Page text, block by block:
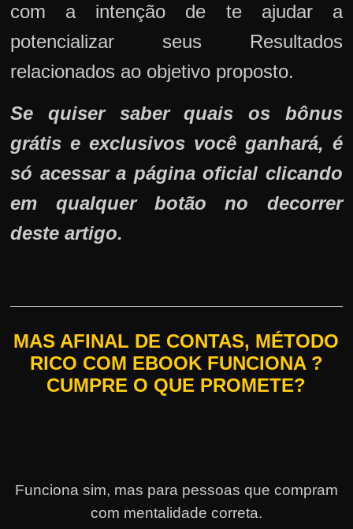
com a intenção de te ajudar a
potencializar seus Resultados
relacionados ao objetivo proposto.
Se quiser saber quais os bônus
grátis e exclusivos você ganhará, é
só acessar a página oficial clicando
em qualquer botão no decorrer
deste artigo.
MAS AFINAL DE CONTAS, MÉTODO
RICO COM EBOOK FUNCIONA ?
CUMPRE O QUE PROMETE?
Funciona sim, mas para pessoas que compram
com mentalidade correta.